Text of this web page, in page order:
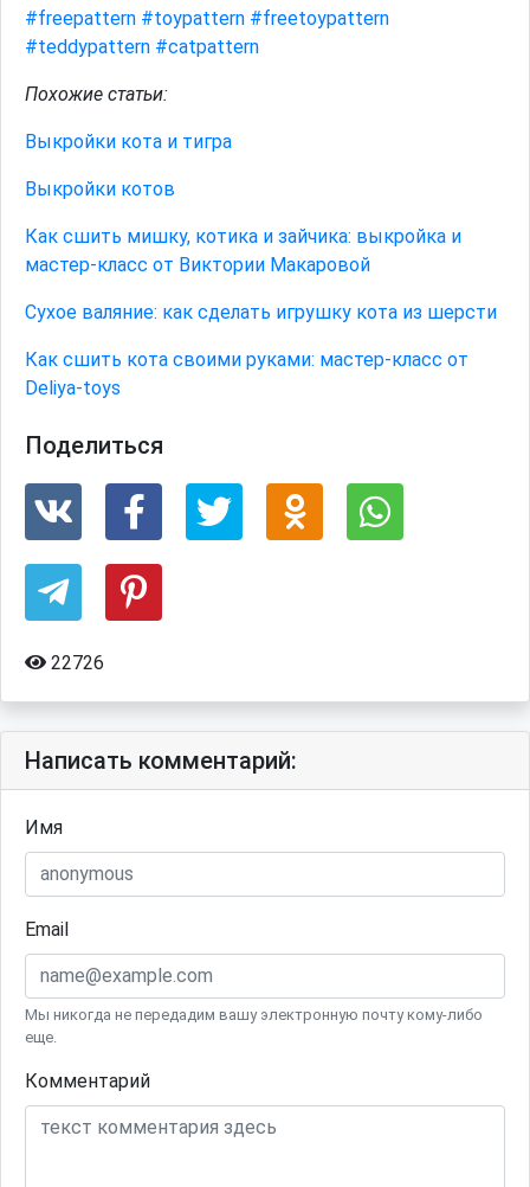
#freepattern #toypattern #freetoypattern
#teddypattern #catpattern
Похожие статьи:
Выкройки кота и тигра
Выкройки котов
Как сшить мишку, котика и зайчика: выкройка и
мастер-класс от Виктории Макаровой
Сухое валяние: как сделать игрушку кота из шерсти
Как сшить кота своими руками: мастер-класс от
Deliya-toys
Поделиться
22726
Написать комментарий:
Имя
Email
Мы никогда не передадим вашу электронную почту кому-либо
еще.
Комментарий